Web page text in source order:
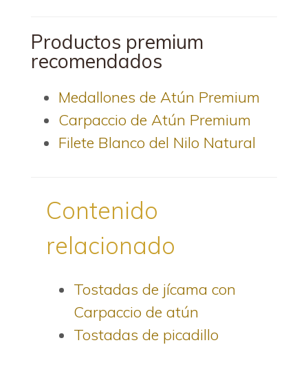
Productos premium
recomendados
Medallones de Atún Premium
Carpaccio de Atún Premium
Filete Blanco del Nilo Natural
Contenido
relacionado
Tostadas de jícama con
Carpaccio de atún
Tostadas de picadillo